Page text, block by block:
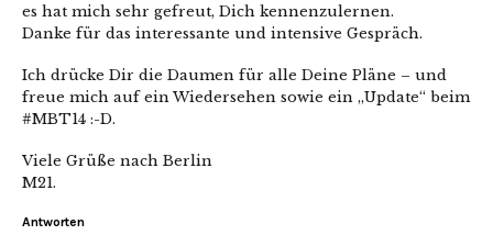
es hat mich sehr gefreut, Dich kennenzulernen.
Danke für das interessante und intensive Gespräch.
Ich drücke Dir die Daumen für alle Deine Pläne – und
freue mich auf ein Wiedersehen sowie ein „Update“ beim
#MBT14 :-D.
Viele Grüße nach Berlin
M21.
Antworten